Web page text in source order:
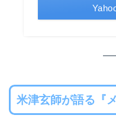
米津玄師が語る『